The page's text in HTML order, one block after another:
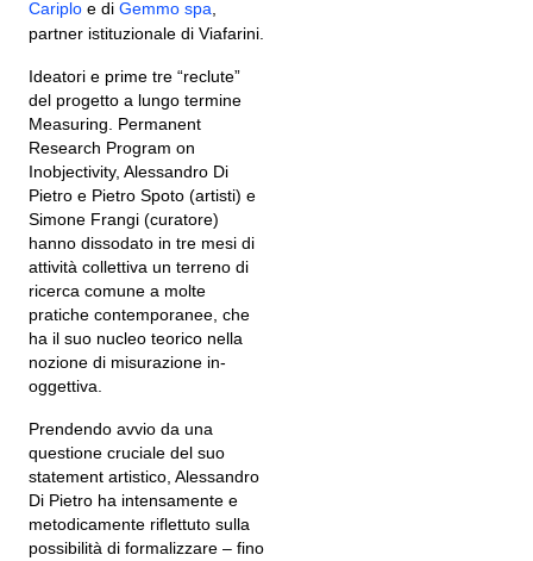
Cariplo e di Gemmo spa
partner istituzionale di Viafarini.
Ideatori e prime tre “reclute”
del progetto a lungo termine
Measuring. Permanent
Research Program on
Inobjectivity, Alessandro Di
Pietro e Pietro Spoto (artisti) e
Simone Frangi (curatore)
hanno dissodato in tre mesi di
attività collettiva un terreno di
ricerca comune a molte
pratiche contemporanee, che
ha il suo nucleo teorico nella
nozione di misurazione in-
oggettiva.
Prendendo avvio da una
questione cruciale del suo
statement artistico, Alessandro
Di Pietro ha intensamente e
metodicamente riflettuto sulla
possibilità di formalizzare – fino